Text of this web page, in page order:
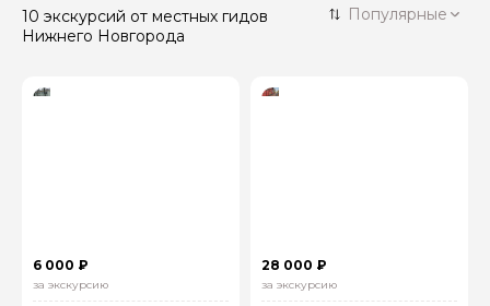
Санкт-Петербург
Россия
50 экскурсий
10 экскурсий от местных гидов
Нижнего Новгорода
Популярные
6 000 ₽
за экскурсию
28 000 ₽
за экскурсию